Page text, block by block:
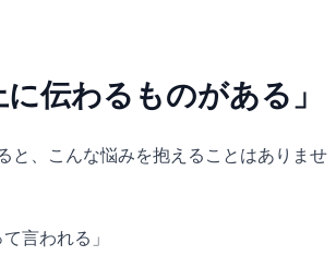
に伝わるものがある」
と、こんな悩みを抱えることはありませ
言われる」